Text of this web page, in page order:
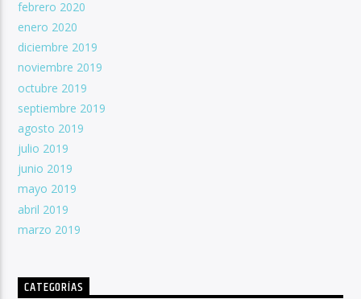
febrero 2020
enero 2020
diciembre 2019
noviembre 2019
octubre 2019
septiembre 2019
agosto 2019
julio 2019
junio 2019
mayo 2019
abril 2019
marzo 2019
CATEGORÍAS